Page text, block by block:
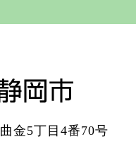
金5丁目4番70号